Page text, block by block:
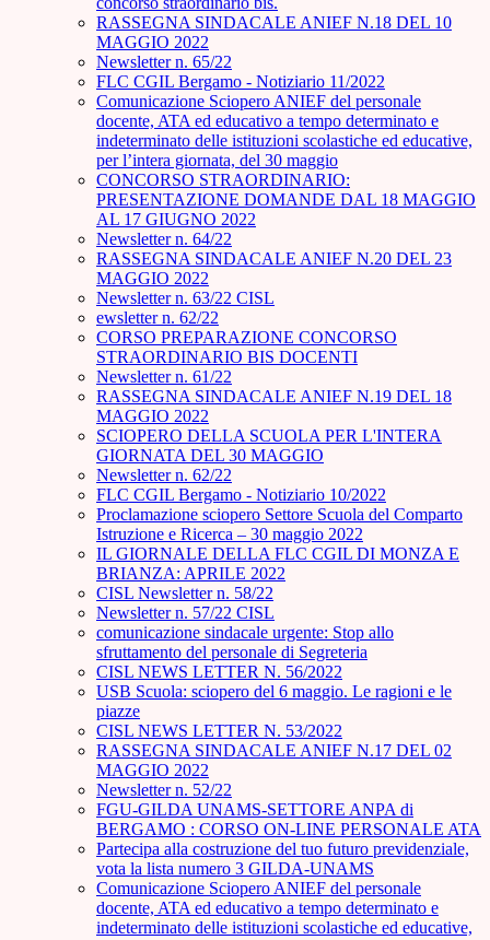
RASSEGNA SINDACALE ANIEF N.18 DEL 10
MAGGIO 2022
Newsletter n. 65/22
FLC CGIL Bergamo - Notiziario 11/2022
Comunicazione Sciopero ANIEF del personale
docente, ATA ed educativo a tempo determinato e
indeterminato delle istituzioni scolastiche ed educative,
per l’intera giornata, del 30 maggio
CONCORSO STRAORDINARIO:
PRESENTAZIONE DOMANDE DAL 18 MAGGIO
AL 17 GIUGNO 2022
Newsletter n. 64/22
RASSEGNA SINDACALE ANIEF N.20 DEL 23
MAGGIO 2022
Newsletter n. 63/22 CISL
ewsletter n. 62/22
CORSO PREPARAZIONE CONCORSO
STRAORDINARIO BIS DOCENTI
Newsletter n. 61/22
RASSEGNA SINDACALE ANIEF N.19 DEL 18
MAGGIO 2022
SCIOPERO DELLA SCUOLA PER L'INTERA
GIORNATA DEL 30 MAGGIO
Newsletter n. 62/22
FLC CGIL Bergamo - Notiziario 10/2022
Proclamazione sciopero Settore Scuola del Comparto
Istruzione e Ricerca – 30 maggio 2022
IL GIORNALE DELLA FLC CGIL DI MONZA E
BRIANZA: APRILE 2022
CISL Newsletter n. 58/22
Newsletter n. 57/22 CISL
comunicazione sindacale urgente: Stop allo
sfruttamento del personale di Segreteria
CISL NEWS LETTER N. 56/2022
USB Scuola: sciopero del 6 maggio. Le ragioni e le
piazze
CISL NEWS LETTER N. 53/2022
RASSEGNA SINDACALE ANIEF N.17 DEL 02
MAGGIO 2022
Newsletter n. 52/22
FGU-GILDA UNAMS-SETTORE ANPA di
BERGAMO : CORSO ON-LINE PERSONALE ATA
Partecipa alla costruzione del tuo futuro previdenziale,
vota la lista numero 3 GILDA-UNAMS
Comunicazione Sciopero ANIEF del personale
docente, ATA ed educativo a tempo determinato e
indeterminato delle istituzioni scolastiche ed educative,